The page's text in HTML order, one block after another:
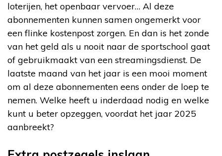
loterijen, het openbaar vervoer… Al deze
abonnementen kunnen samen ongemerkt voor
een flinke kostenpost zorgen. En dan is het zonde
van het geld als u nooit naar de sportschool gaat
of gebruikmaakt van een streamingsdienst. De
laatste maand van het jaar is een mooi moment
om al deze abonnementen eens onder de loep te
nemen. Welke heeft u inderdaad nodig en welke
kunt u beter opzeggen, voordat het jaar 2025
aanbreekt?